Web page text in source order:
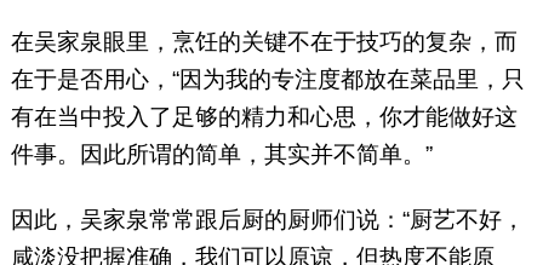
在吴家泉眼里，烹饪的关键不在于技巧的复杂，而
在于是否用心，“因为我的专注度都放在菜品里，只
有在当中投入了足够的精力和心思，你才能做好这
件事。因此所谓的简单，其实并不简单。”
因此，吴家泉常常跟后厨的厨师们说：“厨艺不好，
咸淡没把握准确，我们可以原谅，但热度不能原